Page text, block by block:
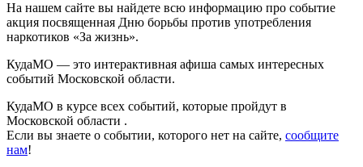
На нашем сайте вы найдете всю информацию про событие
акция посвященная Дню борьбы против употребления
наркотиков «За жизнь».
КудаМО — это интерактивная афиша самых интересных
событий Московской области.
КудаМО в курсе всех событий, которые пройдут в
Московской области .
Если вы знаете о событии, которого нет на сайте, сообщите
нам!